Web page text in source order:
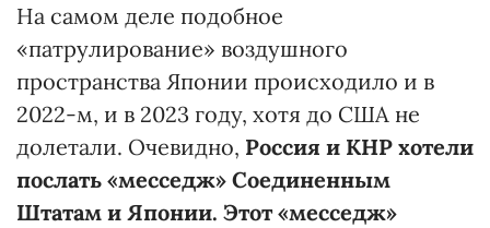
На самом деле подобное
«патрулирование» воздушного
пространства Японии происходило и в
2022-м, и в 2023 году, хотя до США не
долетали. Очевидно, Россия и КНР хотели
послать «месседж» Соединенным
Штатам и Японии. Этот «месседж»